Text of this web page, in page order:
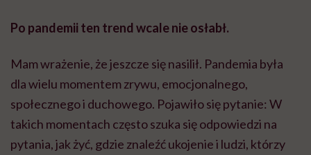
Po pandemii ten trend wcale nie osłabł.
Mam wrażenie, że jeszcze się nasilił. Pandemia była
dla wielu momentem zrywu, emocjonalnego,
społecznego i duchowego. Pojawiło się pytanie: W
takich momentach często szuka się odpowiedzi na
pytania, jak żyć, gdzie znaleźć ukojenie i ludzi, którzy